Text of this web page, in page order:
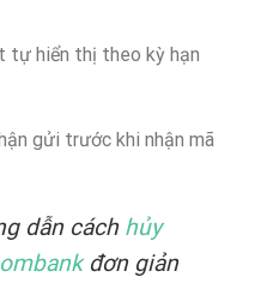
tự hiển thị theo kỳ hạn
gửi trước khi nhận mã
dẫn cách hủy
đơn giản